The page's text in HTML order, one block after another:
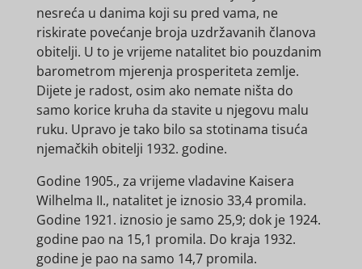
nesreća u danima koji su pred vama, ne
riskirate povećanje broja uzdržavanih članova
obitelji. U to je vrijeme natalitet bio pouzdanim
barometrom mjerenja prosperiteta zemlje.
Dijete je radost, osim ako nemate ništa do
samo korice kruha da stavite u njegovu malu
ruku. Upravo je tako bilo sa stotinama tisuća
njemačkih obitelji 1932. godine.
Godine 1905., za vrijeme vladavine Kaisera
Wilhelma II., natalitet je iznosio 33,4 promila.
Godine 1921. iznosio je samo 25,9; dok je 1924.
godine pao na 15,1 promila. Do kraja 1932.
godine je pao na samo 14,7 promila.